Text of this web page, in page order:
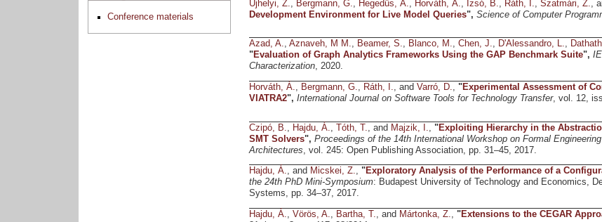
Ujhelyi, Z. Bergmann, G. Hegedüs, Á. Horváth, Á. Izsó, B. Ráth, I. Szatmári, Z. ,
Development Environment for Live Model Queries", Science of Computer
Azad, A., Aznaveh, M M., Beamer, S., Blanco, M., Chen, J., D'Alessandro, L.,
"Evaluation of Graph Analytics Frameworks Using the GAP Benchmark Suite",
Characterization, 2020.
Horváth, Á., Bergmann, G., Ráth, I., and Varró, D., "Experimental Assessment of
VIATRA2", International Journal on Software Tools for Technology Transfer, vol. 12,
Czipó, B. Hajdu, Á. Tóth, T. , and Majzik, I. "Exploiting Hierarchy in the
SMT Solvers", Proceedings of the 14th International Workshop on Formal
Architectures , vol. 245: Open Publishing Association, pp. 31–45, 2017.
Hajdu, Á., and Micskei, Z., "Exploratory Analysis of the Performance of a
the 24th PhD Mini-Symposium: Budapest University of Technology and Economics,
Systems, pp. 34–37, 2017.
Hajdu, Á. Vörös, A. Bartha, T. , and Mártonka, Z. "Extensions to the CEGAR
Conference materials